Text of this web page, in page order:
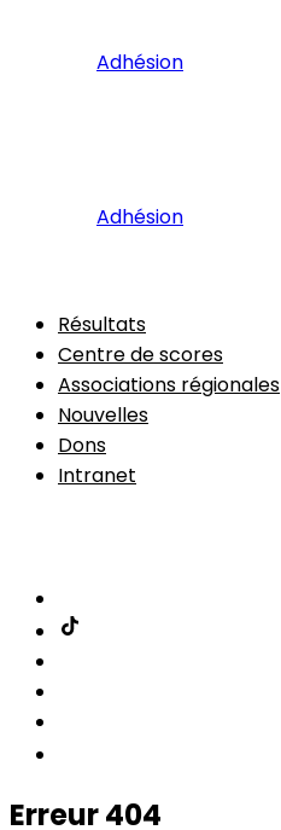
Adhésion
Adhésion
Résultats
Centre de scores
Associations régionales
Nouvelles
Dons
Intranet
Erreur 404